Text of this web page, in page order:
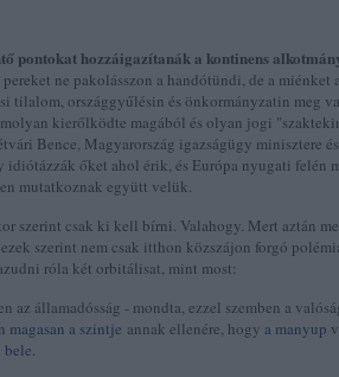
pontokat hozzáigazítanák a kontinens
pereket ne pakolásszon a handótündi, de a miénket
tilalom, országgyűlésin és önkormányzatin meg
kierőlködte magából és olyan jogi
Bence, Magyarország igazságügy minisztere
őket ahol érik, és Európa nyugati felén
mutatkoznak együtt velük.
szerint csak ki kell bírni. Valahogy. Mert aztán
szerint nem csak itthon közszájon forgó
róla két orbitálisat, mint most:
az államadósság - mondta, ezzel szemben a
a szintje annak ellenére, hogy a manyup
.